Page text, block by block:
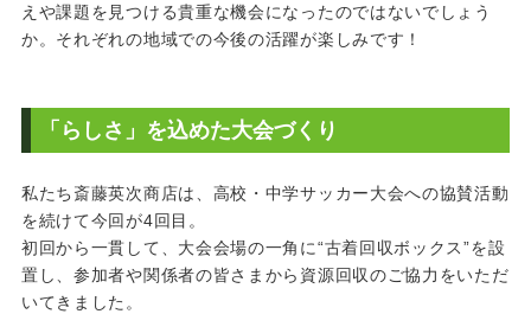
えや課題を見つける貴重な機会になったのではないでしょう
か。それぞれの地域での今後の活躍が楽しみです！
「らしさ」を込めた大会づくり
私たち斎藤英次商店は、高校・中学サッカー大会への協賛活動
を続けて今回が4回目。
初回から一貫して、大会会場の一角に“古着回収ボックス”を設
置し、参加者や関係者の皆さまから資源回収のご協力をいただ
いてきました。